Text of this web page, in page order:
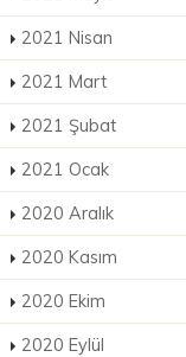
2021 Nisan
2021 Mart
2021 Şubat
2021 Ocak
2020 Aralık
2020 Kasım
2020 Ekim
2020 Eylül